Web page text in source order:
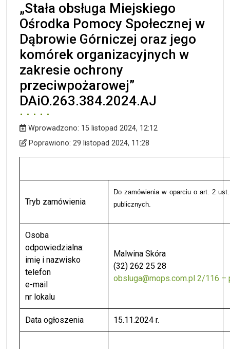
„Stała obsługa Miejskiego
Ośrodka Pomocy Społecznej w
Dąbrowie Górniczej oraz jego
komórek organizacyjnych w
zakresie ochrony
przeciwpożarowej”
DAiO.263.384.2024.AJ
Wprowadzono
Wprowadzono: 15 listopad 2024, 12:12
Poprawiono
Poprawiono: 29 listopad 2024, 11:28
Tryb zamówienia
Do zamówieniaw oparciu o art.2 ust.
publicznych.
Osoba
odpowiedzialna:
imię i nazwisko
telefon
e-mail
nr lokalu
Malwina Skóra
(32) 262 25 28
obsluga@mops.com.pl 2/116 –
Data ogłoszenia 15.11.2024 r.